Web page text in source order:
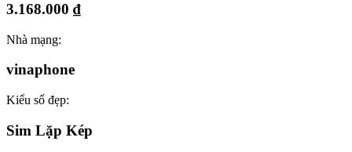
3.168.000 ₫
Nhà mạng:
vinaphone
Kiểu số đẹp:
Sim Lặp Kép